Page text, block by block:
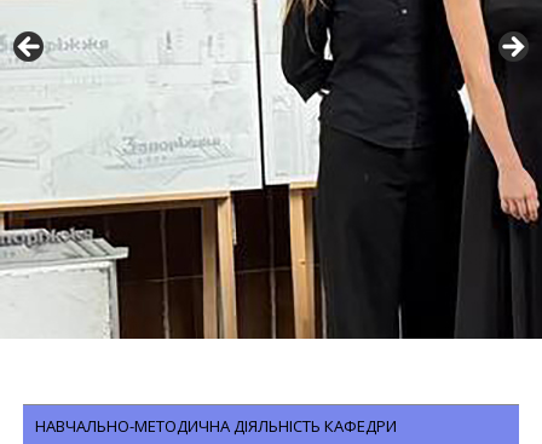
НАВЧАЛЬНО-МЕТОДИЧНА ДІЯЛЬНІСТЬ КАФЕДРИ